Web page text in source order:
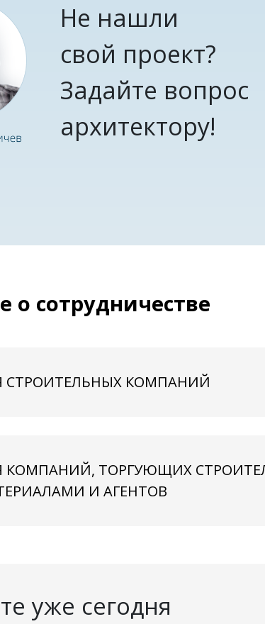
Не нашли
свой проект?
Задайте вопрос
архитектору!
о сотрудничестве
СТРОИТЕЛЬНЫХ КОМПАНИЙ
КОМПАНИЙ, ТОРГУЮЩИХ
И АГЕНТОВ
уже сегодня